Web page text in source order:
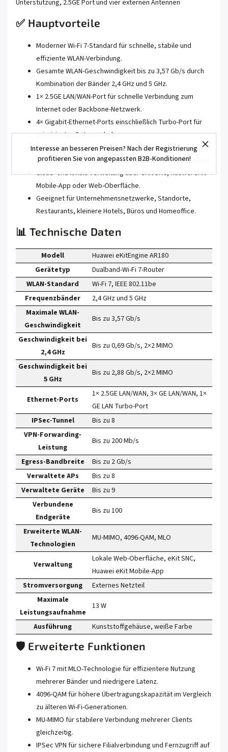
Interesse an besseren Preisen? Nach der Registrierung
profitieren Sie von angepassten B2B-Konditionen!
✅ Hauptvorteile
Moderner Wi-Fi 7-Standard für schnelle, stabile und
effiziente WLAN-Verbindung.
Gesamte WLAN-Geschwindigkeit bis zu 3,57 Gb/s durch
Kombination der Bänder 2,4 GHz und 5 GHz.
1× 2.5GE LAN/WAN-Port für schnelle Verbindung zum
Internet oder Backbone-Netzwerk.
4× Gigabit-Ethernet-Ports einschließlich Turbo-Port für
priorisierten Datenverkehr.
Unterstützung für MU-MIMO, 4096-QAM und MLO-
Technologien für höhere Kapazität und niedrigere Latenz.
Cloud- und lokale Verwaltung über eKit SNC, Huawei eKit
Mobile-App oder Web-Oberfläche.
Geeignet für Unternehmensnetzwerke, Standorte,
Restaurants, kleinere Hotels, Büros und Homeoffice.
📊 Technische Daten
Modell
Huawei eKitEngine AR180
Gerätetyp
Dualband-Wi-Fi 7-Router
WLAN-Standard
Wi-Fi 7, IEEE 802.11be
Frequenzbänder
2,4 GHz und 5 GHz
Maximale WLAN-
Geschwindigkeit
Bis zu 3,57 Gb/s
Geschwindigkeit bei
2,4 GHz
Bis zu 0,69 Gb/s, 2×2 MIMO
Geschwindigkeit bei
5 GHz
Bis zu 2,88 Gb/s, 2×2 MIMO
Ethernet-Ports
1× 2.5GE LAN/WAN, 3× GE LAN/WAN, 1×
GE LAN Turbo-Port
IPSec-Tunnel
Bis zu 8
VPN-Forwarding-
Leistung
Bis zu 200 Mb/s
Egress-Bandbreite
Bis zu 2 Gb/s
Verwaltete APs
Bis zu 8
Verwaltete Geräte
Bis zu 9
Verbundene
Endgeräte
Bis zu 100
Erweiterte WLAN-
Technologien
MU-MIMO, 4096-QAM, MLO
Verwaltung
Lokale Web-Oberfläche, eKit SNC,
Huawei eKit Mobile-App
Stromversorgung
Externes Netzteil
Maximale
Leistungsaufnahme
13 W
Ausführung Kunststoffgehäuse, weiße Farbe
🛡️ Erweiterte Funktionen
Wi-Fi 7 mit MLO-Technologie für effizientere Nutzung
mehrerer Bänder und niedrigere Latenz.
4096-QAM für höhere Übertragungskapazität im Vergleich
zu älteren Wi-Fi-Generationen.
MU-MIMO für stabilere Verbindung mehrerer Clients
gleichzeitig.
IPSec VPN für sichere Filialverbindung und Fernzugriff auf